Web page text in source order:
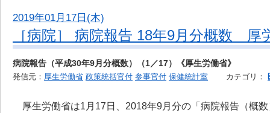
2019年01月17日(木)
［病院］ 病院報告 18年9月分概数 厚
病院報告（平成30年9月分概数）（1／17）《厚生労働省》
発信元： 厚生労働省 政策統括官付 参事官付 保健統計室 カテゴリ：
厚生労働省は1月17日、2018年9月分の「病院報告（概